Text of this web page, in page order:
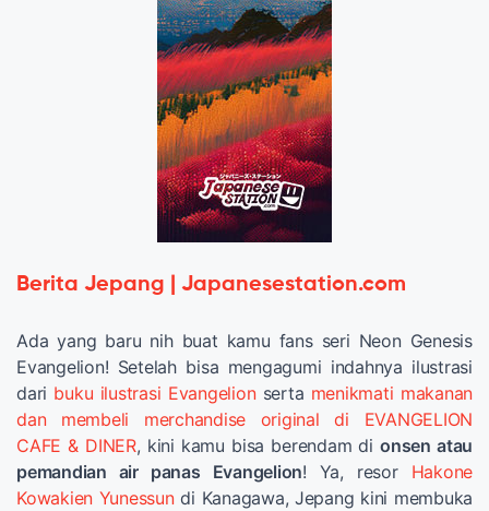
Berita Jepang | Japanesestation.com
Ada yang baru nih buat kamu fans seri Neon Genesis
Evangelion! Setelah bisa mengagumi indahnya ilustrasi
dari buku ilustrasi Evangelionserta menikmati makanan
dan membeli merchandise original di EVANGELION
CAFE & DINER, kini kamu bisa berendam dionsen atau
pemandian air panas Evangelion! Ya, resor Hakone
Kowakien Yunessundi Kanagawa, Jepang kini membuka